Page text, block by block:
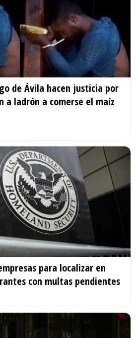
de Ávila hacen justicia por
a ladrón a comerse el maíz
para localizar en
con multas pendientes